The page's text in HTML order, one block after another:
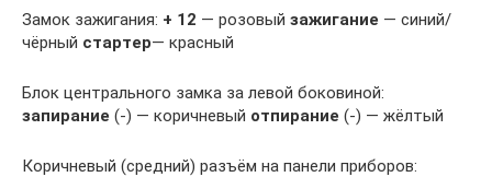
Замок зажигания: + 12 — розовый зажигание — синий/
чёрный стартер— красный
Блок центрального замка за левой боковиной:
запирание (-) — коричневый отпирание (-) — жёлтый
Коричневый (средний) разъём на панели приборов: